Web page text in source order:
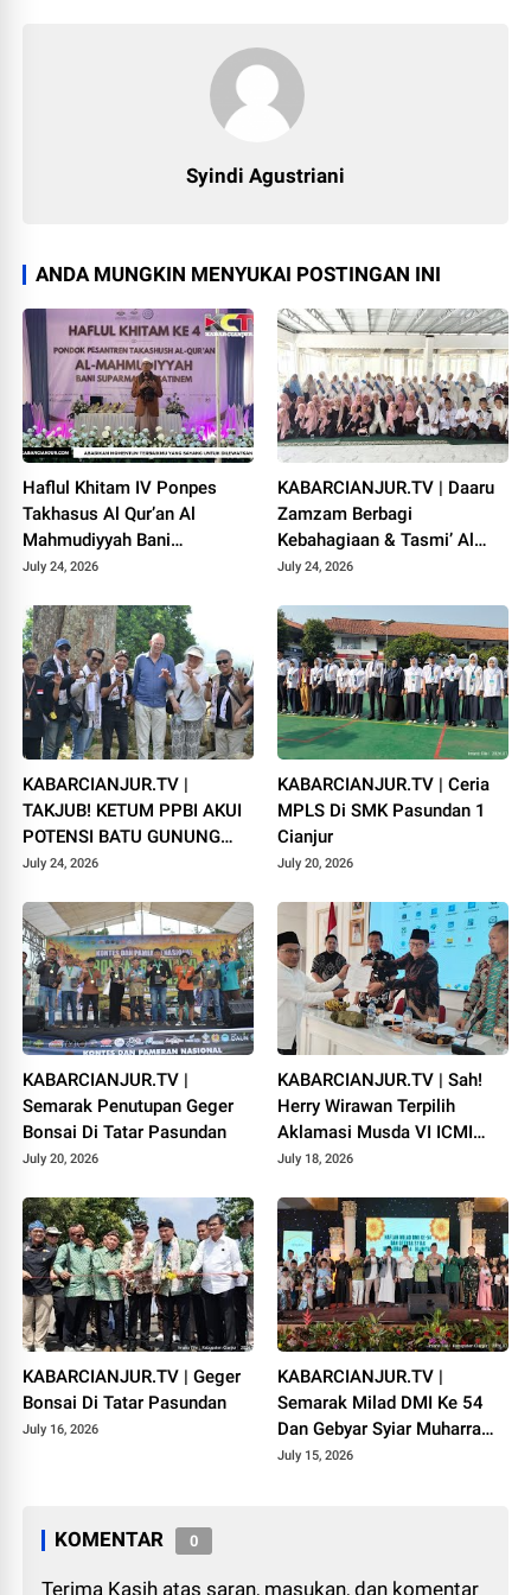
Syindi Agustriani
ANDA MUNGKIN MENYUKAI POSTINGAN INI
Haflul Khitam IV Ponpes
Takhasus Al Qur’an Al
Mahmudiyyah Bani
Suparman Assatinem
July 24, 2026
KABARCIANJUR.TV | Daaru
Zamzam Berbagi
Kebahagiaan & Tasmi’ Al
Qur’an Sambut Muharram
July 24, 2026
KABARCIANJUR.TV |
TAKJUB! KETUM PPBI AKUI
POTENSI BATU GUNUNG
PADANG
July 24, 2026
KABARCIANJUR.TV | Ceria
MPLS Di SMK Pasundan 1
Cianjur
July 20, 2026
KABARCIANJUR.TV |
Semarak Penutupan Geger
Bonsai Di Tatar Pasundan
July 20, 2026
KABARCIANJUR.TV | Sah!
Herry Wirawan Terpilih
Aklamasi Musda VI ICMI
Orda Cianjur
July 18, 2026
KABARCIANJUR.TV | Geger
Bonsai Di Tatar Pasundan
July 16, 2026
KABARCIANJUR.TV |
Semarak Milad DMI Ke 54
Dan Gebyar Syiar Muharram
1448 H
July 15, 2026
KOMENTAR 0
Terima Kasih atas saran, masukan, dan komentar